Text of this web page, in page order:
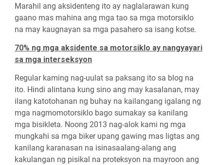
Marahil ang aksidenteng ito ay naglalarawan kung
gaano mas mahina ang mga tao sa mga motorsiklo
na may kaugnayan sa mga pasahero sa isang kotse.
70% ng mga aksidente sa motorsiklo ay nangyayari
sa mga interseksyon
Regular kaming nag-uulat sa paksang ito sa blog na
ito. Hindi alintana kung sino ang may kasalanan, may
ilang katotohanan ng buhay na kailangang igalang ng
mga nagmomotorsiklo bago sumakay sa kanilang
mga bisikleta. Noong 2013 nag-alok kami ng mga
mungkahi sa mga biker upang gawing mas ligtas ang
kanilang karanasan na isinasaalang-alang ang
kakulangan ng pisikal na proteksyon na mayroon ang